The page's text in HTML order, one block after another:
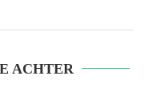
ACHTER